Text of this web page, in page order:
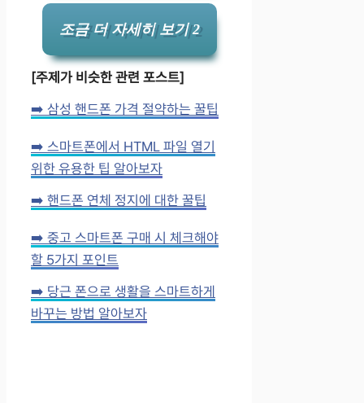
조금 더 자세히 보기 2
[주제가 비슷한 관련 포스트]
➡️ 삼성 핸드폰 가격 절약하는 꿀팁
➡️ 스마트폰에서 HTML 파일 열기
위한 유용한 팁 알아보자
➡️ 핸드폰 연체 정지에 대한 꿀팁
➡️ 중고 스마트폰 구매 시 체크해야
할 5가지 포인트
➡️ 당근 폰으로 생활을 스마트하게
바꾸는 방법 알아보자